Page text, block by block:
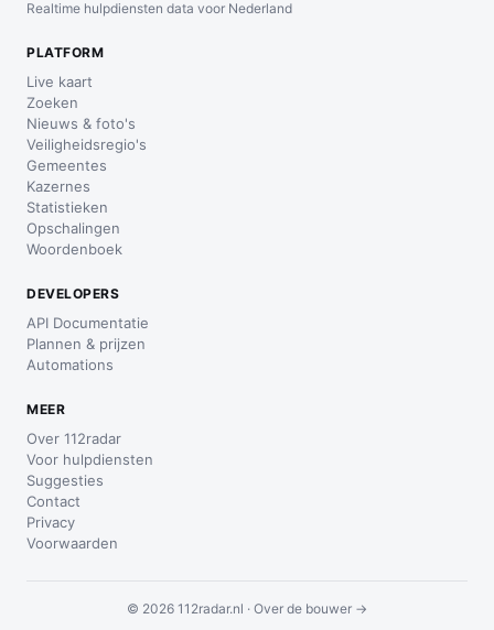
Realtime hulpdiensten data voor Nederland
PLATFORM
Live kaart
Zoeken
Nieuws & foto's
Veiligheidsregio's
Gemeentes
Kazernes
Statistieken
Opschalingen
Woordenboek
DEVELOPERS
API Documentatie
Plannen & prijzen
Automations
MEER
Over 112radar
Voor hulpdiensten
Suggesties
Contact
Privacy
Voorwaarden
© 2026 112radar.nl · Over de bouwer →